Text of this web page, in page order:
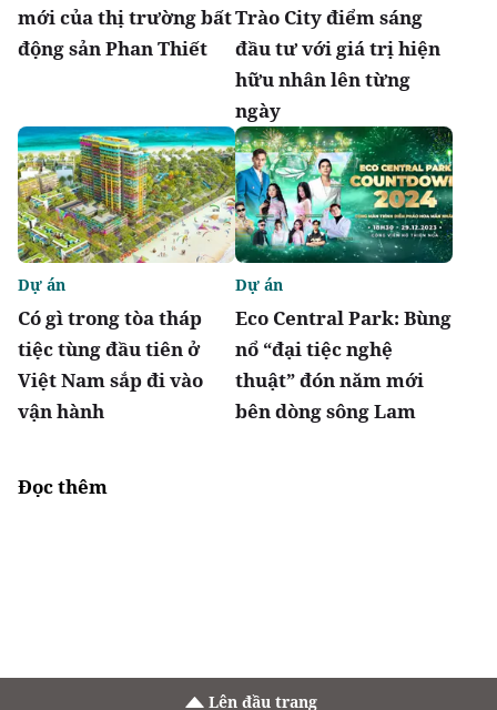
mới của thị trường bất
động sản Phan Thiết
Trào City điểm sáng
đầu tư với giá trị hiện
hữu nhân lên từng
ngày
Có gì trong tòa tháp
tiệc tùng đầu tiên ở
Việt Nam sắp đi vào
vận hành
Dự án
Eco Central Park: Bùng
nổ “đại tiệc nghệ
thuật” đón năm mới
bên dòng sông Lam
Dự án
Đọc thêm
Lên đầu trang